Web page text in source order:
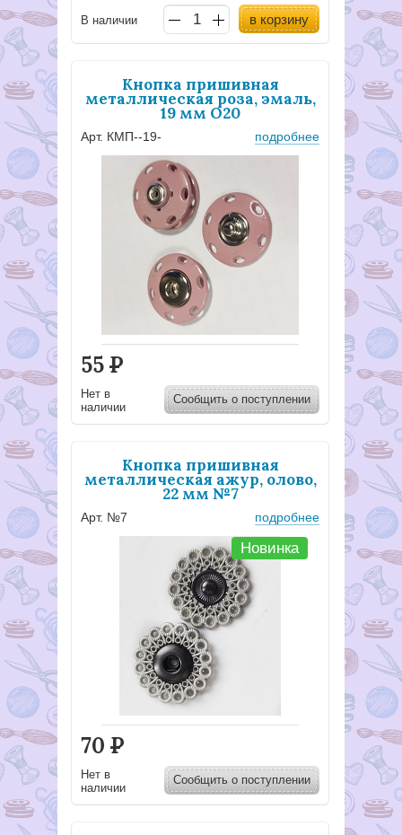
В наличии в корзину
Кнопка пришивная
металлическая роза, эмаль,
19 мм О20
Арт. КМП--19- подробнее
55Р
Нет в
наличии
Сообщить о поступлении
Кнопка пришивная
металлическая ажур, олово,
22 мм №7
Арт. №7 подробнее
Новинка
70 Р
Нет в
наличии
Сообщить о поступлении